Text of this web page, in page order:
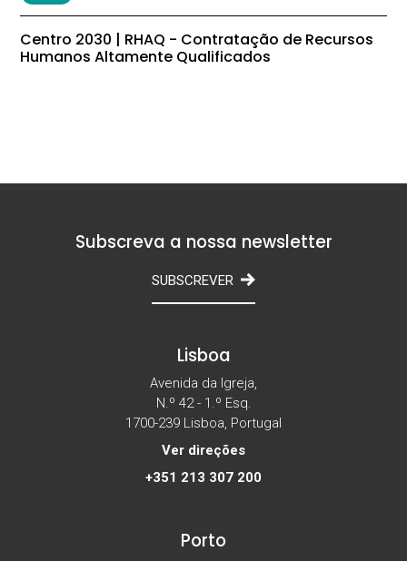
Centro 2030 | RHAQ - Contratação de Recursos
Humanos Altamente Qualificados
Subscreva a nossa newsletter
SUBSCREVER
Lisboa
Avenida da Igreja,
N.º 42 - 1.º Esq.
1700-239 Lisboa, Portugal
Ver direções
+351 213 307 200
Porto